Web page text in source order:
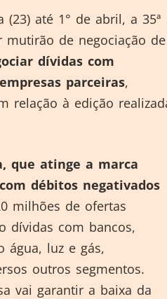
até 1° de abril, a 35ª
mutirão de negociação de
dívidas com
parceiras,
relação à edição
que atinge a marca
débitos negativados
milhões de ofertas
dívidas com bancos,
água, luz e gás,
outros segmentos.
vai garantir a baixa da